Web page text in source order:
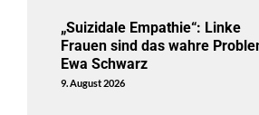
„Suizidale Empathie“: Linke
Frauen sind das wahre
Ewa Schwarz
9. August 2026